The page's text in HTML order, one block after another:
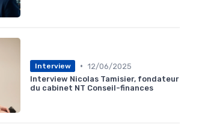
Interview • 12/06/2025
Interview Nicolas Tamisier, fondateur
du cabinet NT Conseil-finances